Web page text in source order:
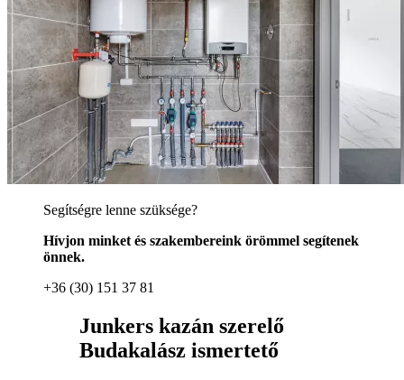
Segítségre lenne szüksége?
Hívjon minket és szakembereink örömmel segítenek
önnek.
+36 (30) 151 37 81
Junkers kazán szerelő
Budakalász ismertető